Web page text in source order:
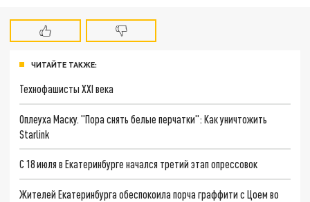
ЧИТАЙТЕ ТАКЖЕ:
Технофашисты XXI века
Оплеуха Маску. "Пора снять белые перчатки": Как уничтожить
Starlink
С 18 июля в Екатеринбурге начался третий этап опрессовок
Жителей Екатеринбурга обеспокоила порча граффити с Цоем во